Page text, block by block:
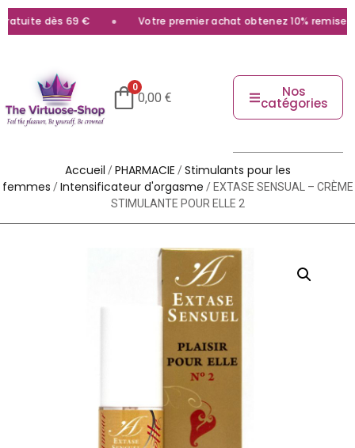
dès 69 € Votre premier achat obtenez 10% remise
0
0,00 € Nos
catégories
Accueil /PHARMACIE /Stimulants pour les
femmes /Intensificateur d'orgasme / EXTASE SENSUAL – CRÈME
STIMULANTE POUR ELLE 2